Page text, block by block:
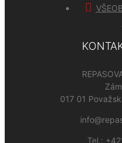
017 01
Tel.: